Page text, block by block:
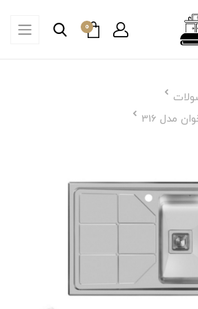
0
مدل 316